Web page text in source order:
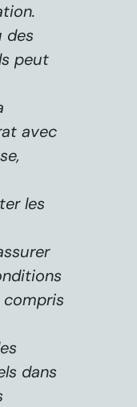
des
peut
avec
les
dans